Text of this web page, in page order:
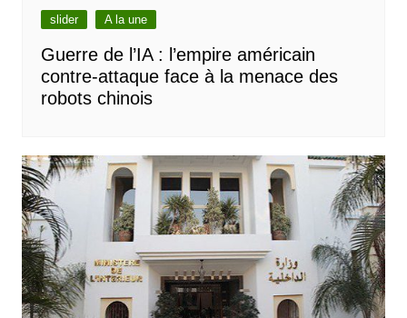
slider A la une
Guerre de l’IA : l’empire américain
contre-attaque face à la menace des
robots chinois